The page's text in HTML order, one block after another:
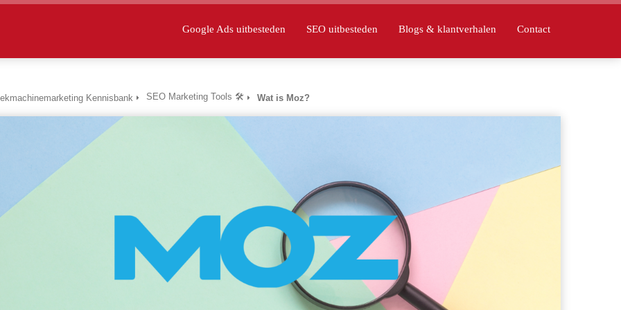
Google Ads uitbesteden SEO uitbesteden Blogs & klantverhalen Contact
Kennisbank SEO Marketing Tools 🛠 Wat is Moz?